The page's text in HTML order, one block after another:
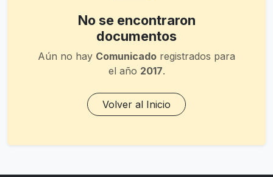
No se encontraron
documentos
Aún no hay Comunicado registrados para
el año 2017.
Volver al Inicio